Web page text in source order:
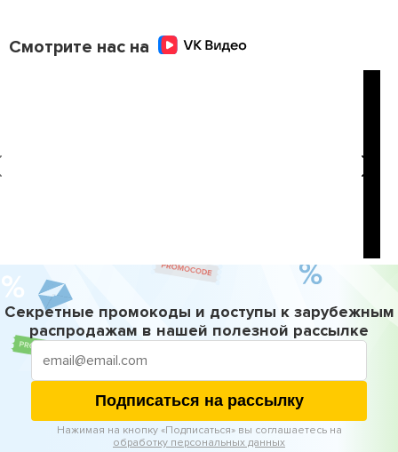
Смотрите нас на
Секретные промокоды и доступы к зарубежным
распродажам в нашей полезной рассылке
Подписаться на рассылку
Нажимая на кнопку «Подписаться» вы соглашаетесь на
обработку персональных данных